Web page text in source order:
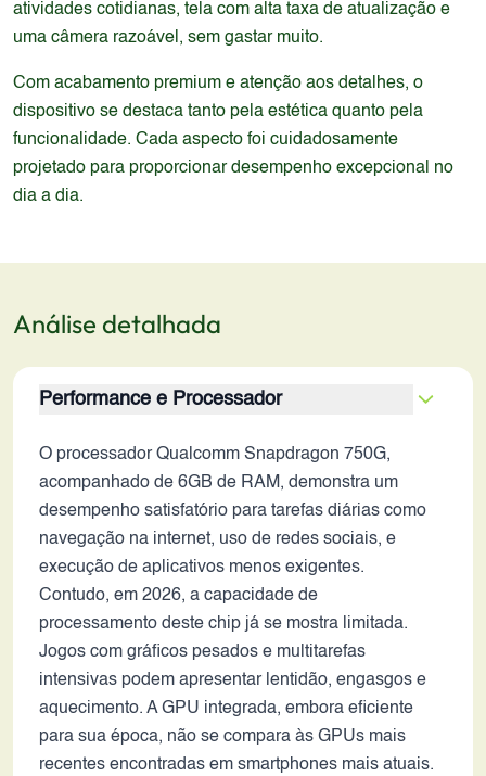
atividades cotidianas, tela com alta taxa de atualização e
uma câmera razoável, sem gastar muito.
Com acabamento premium e atenção aos detalhes, o
dispositivo se destaca tanto pela estética quanto pela
funcionalidade. Cada aspecto foi cuidadosamente
projetado para proporcionar desempenho excepcional no
dia a dia.
Análise detalhada
Performance e Processador
O processador Qualcomm Snapdragon 750G,
acompanhado de 6GB de RAM, demonstra um
desempenho satisfatório para tarefas diárias como
navegação na internet, uso de redes sociais, e
execução de aplicativos menos exigentes.
Contudo, em 2026, a capacidade de
processamento deste chip já se mostra limitada.
Jogos com gráficos pesados e multitarefas
intensivas podem apresentar lentidão, engasgos e
aquecimento. A GPU integrada, embora eficiente
para sua época, não se compara às GPUs mais
recentes encontradas em smartphones mais atuais.